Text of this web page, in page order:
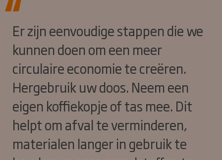
Er zijn eenvoudige stappen die we
kunnen doen om een meer
circulaire economie te creëren.
Hergebruik uw doos. Neem een
eigen koffiekopje of tas mee. Dit
helpt om afval te verminderen,
materialen langer in gebruik te